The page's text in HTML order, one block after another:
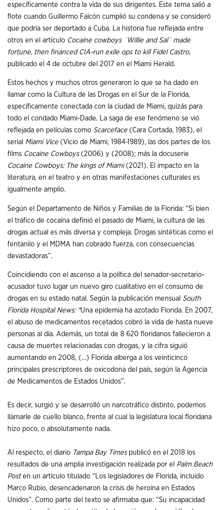
específicamente contra la vida de sus dirigentes. Este tema salió a
flote cuando Guillermo Falcón cumplió su condena y se consideró
que podría ser deportado a Cuba. La historia fue reflejada entre
otros en el artículo Cocaine cowboys ´Willie and Sal´ made
fortune, then financed CIA-run exile ops to kill Fidel Castro,
publicado el 4 de octubre del 2017 en el Miami Herald.
Estos hechos y muchos otros generaron lo que se ha dado en
llamar como la Cultura de las Drogas en el Sur de la Florida,
específicamente conectada con la ciudad de Miami, quizás para
todo el condado Miami-Dade. La saga de ese fenómeno se vió
reflejada en películas como Scarceface (Cara Cortada, 1983), el
serial Miami Vice (Vicio de Miami, 1984-1989), las dos partes de los
films Cocaine Cowboys(2006) y (2008); más la docuserie
Cocaine Cowboys: The kings of Miami(2021). El impacto en la
literatura, en el teatro y en otras manifestaciones culturales es
igualmente amplio.
Según el Departamento de Niños y Familias de la Florida: “Si bien
el tráfico de cocaína definió el pasado de Miami, la cultura de las
drogas actual es más diversa y compleja. Drogas sintéticas como el
fentanilo y el MDMA han cobrado fuerza, con consecuencias
devastadoras”.
Coincidiendo con el ascenso a la política del senador-secretario-
acusador tuvo lugar un nuevo giro cualitativo en el consumo de
drogas en su estado natal. Según la publicación mensual South
Florida Hospital News: “Una epidemia ha azotado Florida. En 2007,
el abuso de medicamentos recetados cobró la vida de hasta nueve
personas al día. Además, un total de 8 620 floridanos fallecieron a
causa de muertes relacionadas con drogas, y la cifra siguió
aumentando en 2008, (…) Florida alberga a los veinticinco
principales prescriptores de oxicodona del país, según la Agencia
de Medicamentos de Estados Unidos”.
Es decir, surgió y se desarrolló un narcotráfico distinto, podemos
llamarle de cuello blanco, frente al cual la legislatura local floridana
hizo poco, o absolutamente nada.
Al respecto, el diario Tampa Bay Timespublicó en el 2018 los
resultados de una amplia investigación realizada por el Palm Beach
Posten un artículo titulado “Los legisladores de Florida, incluido
Marco Rubio, desencadenaron la crisis de heroína en Estados
Unidos”. Como parte del texto se afirmaba que: “Su incapacidad